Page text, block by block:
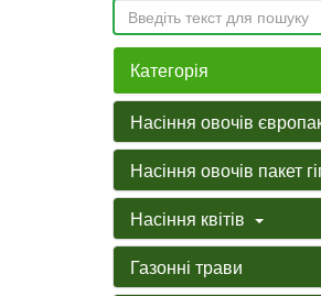
Категорія
Насіння овочів
Насіння овочів пакет
Насіння квітів
Газонні трави